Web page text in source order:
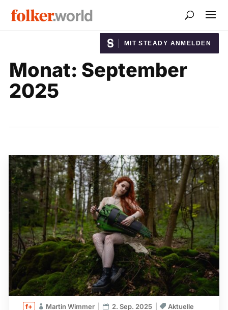
MIT STEADY ANMELDEN
Monat: September
2025
Martin Wimmer 2. Sep. 2025
Aktuelle